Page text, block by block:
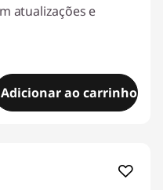
atualizações e
Adicionar ao carrinho